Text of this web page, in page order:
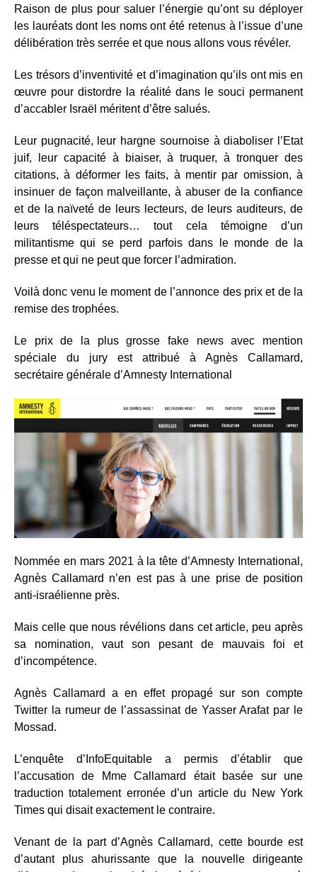
Raison de plus pour saluer l’énergie qu’ont su déployer
les lauréats dont les noms ont été retenus à l’issue d’une
délibération très serrée et que nous allons vous révéler.
Les trésors d’inventivité et d’imagination qu’ils ont mis en
œuvre pour distordre la réalité dans le souci permanent
d’accabler Israël méritent d’être salués.
Leur pugnacité, leur hargne sournoise à diaboliser l’Etat
juif, leur capacité à biaiser, à truquer, à tronquer des
citations, à déformer les faits, à mentir par omission, à
insinuer de façon malveillante, à abuser de la confiance
et de la naïveté de leurs lecteurs, de leurs auditeurs, de
leurs téléspectateurs… tout cela témoigne d’un
militantisme qui se perd parfois dans le monde de la
presse et qui ne peut que forcer l’admiration.
Voilà donc venu le moment de l’annonce des prix et de la
remise des trophées.
Le prix de la plus grosse fake news avec mention
spéciale du jury est attribué à Agnès Callamard,
secrétaire générale d’Amnesty International
Nommée en mars 2021 à la tête d’Amnesty International,
Agnès Callamard n’en est pas à une prise de position
anti-israélienne près.
Mais celle que nous révélions dans cet article, peu après
sa nomination, vaut son pesant de mauvais foi et
d’incompétence.
Agnès Callamard a en effet propagé sur son compte
Twitter la rumeur de l’assassinat de Yasser Arafat par le
Mossad.
L’enquête d’InfoEquitable a permis d’établir que
l’accusation de Mme Callamard était basée sur une
traduction totalement erronée d’un article du New York
Times qui disait exactement le contraire.
Venant de la part d’Agnès Callamard, cette bourde est
d’autant plus ahurissante que la nouvelle dirigeante